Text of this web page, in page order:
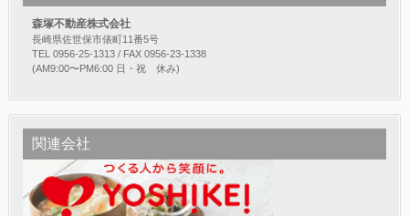
森塚不動産株式会社
長崎県佐世保市俵町11番5号
TEL 0956-25-1313 / FAX 0956-23-1338
(AM9:00〜PM6:00 日・祝 休み)
関連会社